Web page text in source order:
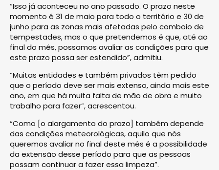
“Isso já aconteceu no ano passado. O prazo neste
momento é 31 de maio para todo o território e 30 de
junho para as zonas mais afetadas pelo comboio de
tempestades, mas o que pretendemos é que, até ao
final do mês, possamos avaliar as condições para que
este prazo possa ser estendido”, admitiu.
“Muitas entidades e também privados têm pedido
que o período deve ser mais extenso, ainda mais este
ano, em que há muita falta de mão de obra e muito
trabalho para fazer”, acrescentou.
“Como [o alargamento do prazo] também depende
das condições meteorológicas, aquilo que nós
queremos avaliar no final deste mês é a possibilidade
da extensão desse período para que as pessoas
possam continuar a fazer essa limpeza”.